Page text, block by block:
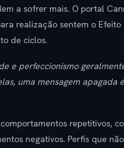
a sofrer mais. O portal
realização sentem o
de ciclos.
e perfeccionismo
uma mensagem apagada
repetitivos,
negativos. Perfis que